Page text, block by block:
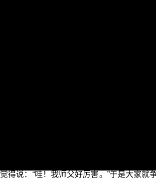
”就比较文雅一点，纯粹比力气与技巧。
小型的比较力气。蒙古摔角也是属于“那
，也是属于“那罗”，柔道是不许打人的
参加，或是跟这些人互相往来。因为你
师会变，有些法师也会搞。以前达赖喇
要让人误会他有神通。以前还有附密宗
其实只是中国古代的菌类快速生长术；
实证，那妙法都讲不完了，哪有闲情逸
说：“哇！我师父好厉害。”于是大家就